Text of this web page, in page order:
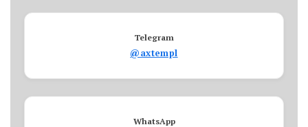
Telegram
@axtempl
WhatsApp